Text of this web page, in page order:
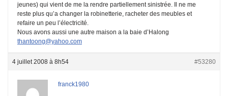
jeunes) qui vient de me la rendre partiellement sinistrée. Il ne me
reste plus qu’a changer la robinetterie, racheter des meubles et
refaire un peu l’électricité.
Nous avons aussi une autre maison a la baie d’Halong
thantoong@yahoo.com
4 juillet 2008 à 8h54 #53280
franck1980